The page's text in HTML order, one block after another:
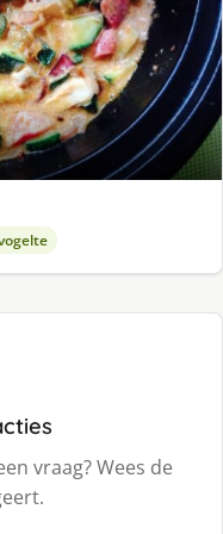
vraag? Wees de